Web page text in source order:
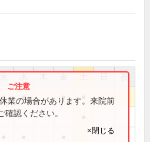
祝
● ● ●
業の場合があります。来院前
認ください。
×閉じる